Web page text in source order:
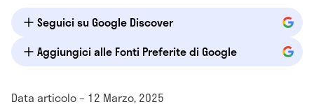
Seguici su Google Discover
Aggiungici alle Fonti Preferite di Google
Data articolo – 12 Marzo, 2025